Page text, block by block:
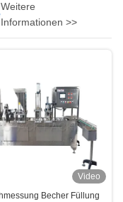
Weitere
Informationen >>
Video
Becher Füllung